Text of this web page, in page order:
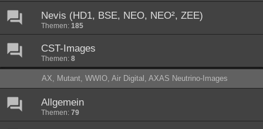
Nevis (HD1, BSE, NEO, NEO², ZEE)
Themen: 185
CST-Images
Themen: 8
AX, Mutant, WWIO, Air Digital, AXAS Neutrino-Images
Allgemein
Themen: 79